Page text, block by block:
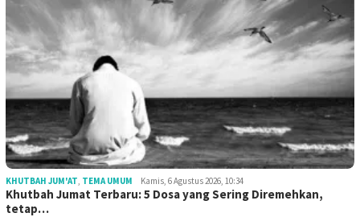
KHUTBAH JUM'AT TEMA UMUM Kamis, 6 Agustus 2026, 10:34
Khutbah Jumat Terbaru: 5 Dosa yang Sering Diremehkan,
tetap…